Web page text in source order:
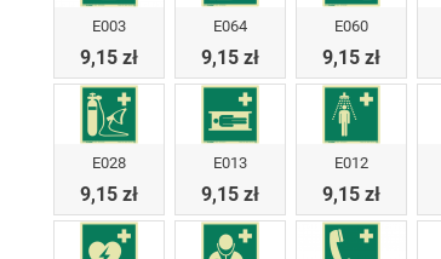
E003
9,15 zł
E064
9,15 zł
E060
9,15 zł
E028
9,15 zł
E013
9,15 zł
E012
9,15 zł